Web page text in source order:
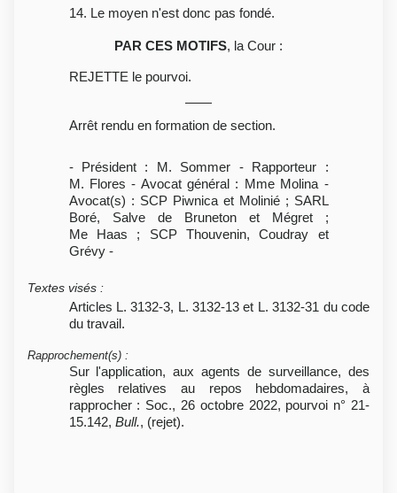
14. Le moyen n'est donc pas fondé.
PAR CES MOTIFS, la Cour :
REJETTE le pourvoi.
Arrêt rendu en formation de section.
- Président : M. Sommer - Rapporteur :
M. Flores - Avocat général : Mme Molina -
Avocat(s) : SCP Piwnica et Molinié ; SARL
Boré, Salve de Bruneton et Mégret ;
Me Haas ; SCP Thouvenin, Coudray et
Grévy -
Textes visés :
Articles L. 3132-3, L. 3132-13 et L. 3132-31 du code
du travail.
Rapprochement(s) :
Sur l'application, aux agents de surveillance, des
règles relatives au repos hebdomadaires, à
rapprocher : Soc., 26 octobre 2022, pourvoi n° 21-
15.142, Bull., (rejet).